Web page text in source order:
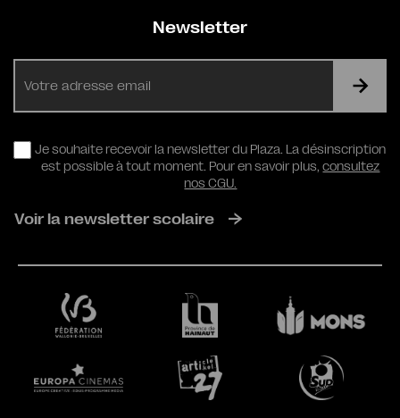
Newsletter
RGPD
Je souhaite recevoir la newsletter du Plaza. La désinscription
est possible à tout moment. Pour en savoir plus,consultez
nos CGU.
Voir la newsletter scolaire